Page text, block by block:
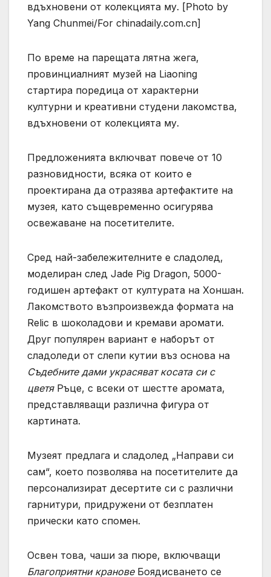
вдъхновени от колекцията му. [Photo by
Yang Chunmei/For chinadaily.com.cn]
По време на парещата лятна жега,
провинциалният музей на Liaoning
стартира поредица от характерни
културни и креативни студени лакомства,
вдъхновени от колекцията му.
Предложенията включват повече от 10
разновидности, всяка от които е
проектирана да отразява артефактите на
музея, като същевременно осигурява
освежаване на посетителите.
Сред най-забележителните е сладолед,
моделиран след Jade Pig Dragon, 5000-
годишен артефакт от културата на Хоншан.
Лакомството възпроизвежда формата на
Relic в шоколадови и кремави аромати.
Друг популярен вариант е наборът от
сладоледи от слепи кутии въз основа на
Съдебните дами украсяват косата си с
цветяРъце, с всеки от шестте аромата,
представляващи различна фигура от
картината.
Музеят предлага и сладолед „Направи си
сам“, което позволява на посетителите да
персонализират десертите си с различни
гарнитури, придружени от безплатен
прически като спомен.
Освен това, чаши за пюре, включващи
Благоприятни крановеБоядисването се